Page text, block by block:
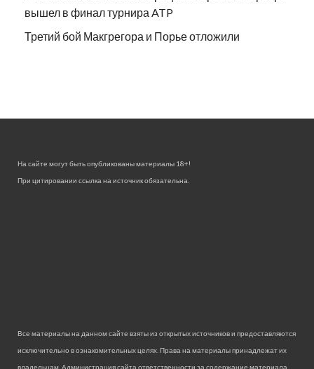
вышел в финал турнира ATP
Третий бой Макгрегора и Порье отложили
На сайте могут быть опубликованы материалы 18+!
При цитировании ссылка на источник обязательна.
Все материалы на данном сайте взяты из открытых источников и предоставляются
исключительно в ознакомительных целях. Права на материалы принадлежат их
владельцам. Администрация сайта ответственности за содержание материала